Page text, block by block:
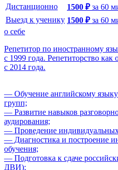
Дистанционно
1500 ₽ за 60
Выезд к ученику 1500 ₽ за 60
о себе
Репетитор по иностранному
с 1999 года. Репетиторство как
с 2014 года.
— Обучение английскому языку
групп;
— Развитие навыков
аудирования;
— Проведение
— Диагностика и построение
обучения;
— Подготовка к сдаче
ДВИ);